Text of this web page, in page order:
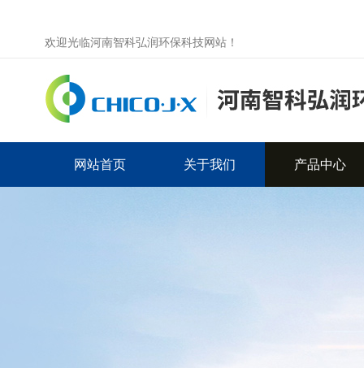
欢迎光临河南智科弘润环保科技网站！
网站首页 关于我们 产品中心